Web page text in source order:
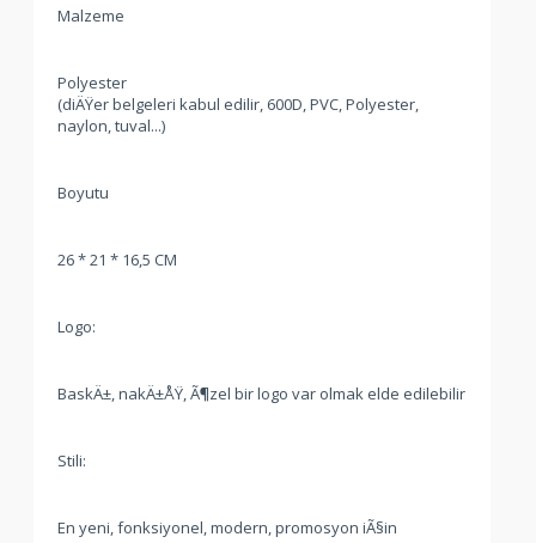
Malzeme
Polyester
(diÄŸer belgeleri kabul edilir, 600D, PVC, Polyester,
naylon, tuval...)
Boyutu
26 * 21 * 16,5 CM
Logo:
BaskÄ±, nakÄ±ÅŸ, Ã¶zel bir logo var olmak elde edilebilir
Stili:
En yeni, fonksiyonel, modern, promosyon iÃ§in